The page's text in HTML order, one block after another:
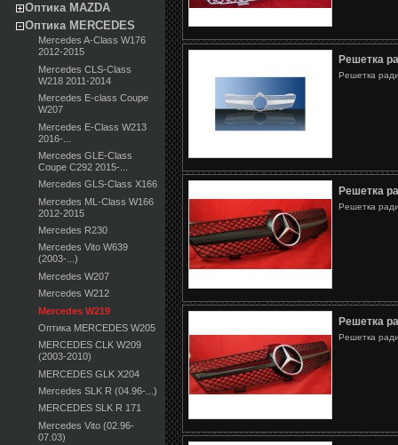
Оптика MAZDA
Оптика MERCEDES
Mercedes A-Class W176
2012-2015
Mercedes CLS-Class
W218 2011-2014
Mercedes E-class Coupe
W207
Mercedes E-Class W213
2016-...
Mercedes GLE-Class
Coupe C292 2015-...
Mercedes GLS-Class X166
Mercedes ML-Class W166
2012-2015
Mercedes R230
Mercedes Vito W639
(2003-...)
Mercedes W207
Mercedes W212
Mercedes W219
Оптика MERCEDES W205
MERCEDES CLK W209
(2003-2010)
MERCEDES GLK X204
Mercedes SLK R (04.96-...)
MERCEDES SLK R 171
Mercedes Vito (02.96-
07.03)
Решетка
Решетка
Решетка
Решетка
Решетка
Решетка